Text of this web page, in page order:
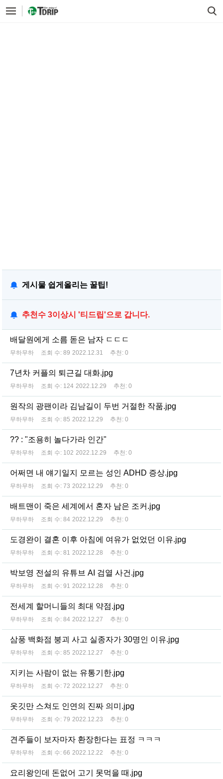
게시물 쉽게올리는 꿀팁!
추천수 3이상시 '티드립'으로 갑니다.
배달원에게 소름 돋은 남자 ㄷㄷㄷ
무하무하 조회 수: 89 2022.12.31 추천: 0
7년차 커플의 퇴근길 대화.jpg
무하무하 조회 수: 124 2022.12.29 추천: 0
원작의 광팬이라 김남길이 두번 거절한 작품.jpg
무하무하 조회 수: 85 2022.12.29 추천: 0
?? : "조용히 놀다가라 인간"
무하무하 조회 수: 102 2022.12.29 추천: 0
어쩌면 내 얘기일지 모르는 성인 ADHD 증상.jpg
무하무하 조회 수: 73 2022.12.29 추천: 0
배트맨이 죽은 세계에서 혼자 남은 조커.jpg
무하무하 조회 수: 84 2022.12.29 추천: 0
도경완이 결혼 이후 아침에 여유가 없었던 이유.jpg
무하무하 조회 수: 81 2022.12.28 추천: 0
박보영 전설의 유튜브 AI 검열 사건.jpg
무하무하 조회 수: 91 2022.12.28 추천: 0
전세계 할머니들의 최대 약점.jpg
무하무하 조회 수: 84 2022.12.27 추천: 0
삼풍 백화점 붕괴 사고 실종자가 30명인 이유.jpg
무하무하 조회 수: 85 2022.12.27 추천: 0
지키는 사람이 없는 유통기한.jpg
무하무하 조회 수: 72 2022.12.27 추천: 0
옷깃만 스쳐도 인연의 진짜 의미.jpg
무하무하 조회 수: 79 2022.12.23 추천: 0
견주들이 보자마자 환장한다는 표정 ㅋㅋㅋ
무하무하 조회 수: 66 2022.12.22 추천: 0
요리왕인데 돈없어 고기 못먹을 때.jpg